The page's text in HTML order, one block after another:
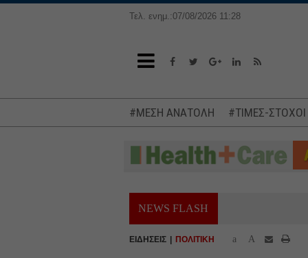
Τελ. ενημ.:07/08/2026 11:28
#ΜΕΣΗ ΑΝΑΤΟΛΗ #ΤΙΜΕΣ-
NEWS FLASH
ΕΙΔΗΣΕΙΣ ΠΟΛΙΤΙΚΗ a A